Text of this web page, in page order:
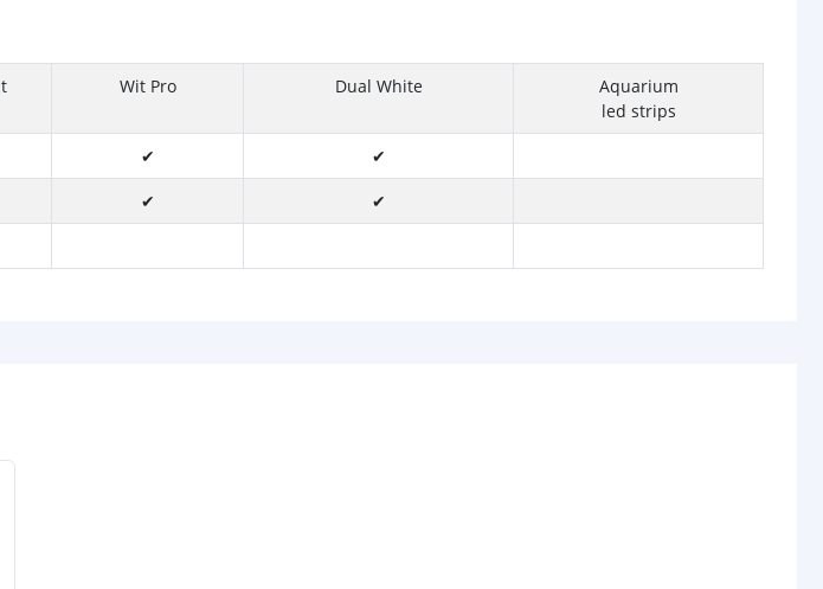
Wit Pro Dual White
Aquarium
led strips
✔
✔
✔
✔